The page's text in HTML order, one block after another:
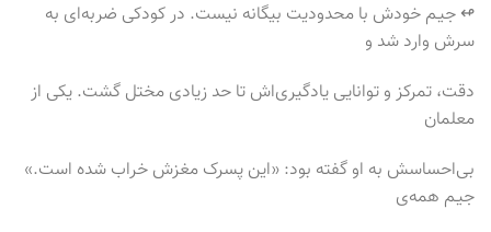
‌‌‌‌‌‌‌‌‌‌↫ جیـم خودش با محدودیت بیگانه نیست. در کودکی ضربه‌ای به
سرش وارد شد و
دقت، تمرکز و توانایی یادگیری‌اش تا حد زیادی مختل گشت. یکی از
معلمان
بی‌احساسش به او ‌گفته بود: «این پسرک مغزش خراب شده است.»
جیـم همه‌ی